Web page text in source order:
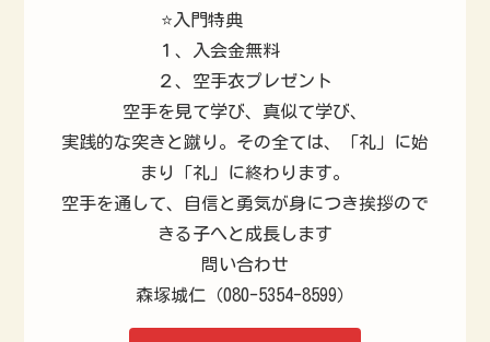
⭐️入門特典
１、入会金無料
２、空手衣プレゼント
空手を見て学び、真似て学び、
実践的な突きと蹴り。その全ては、「礼」に始
まり「礼」に終わります。
空手を通して、自信と勇気が身につき挨拶ので
きる子へと成長します
問い合わせ
森塚城仁（080-5354-8599）